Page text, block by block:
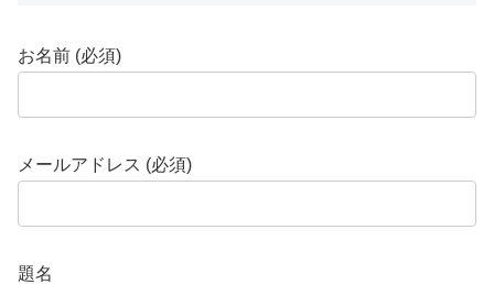
お名前 (必須)
メールアドレス (必須)
題名